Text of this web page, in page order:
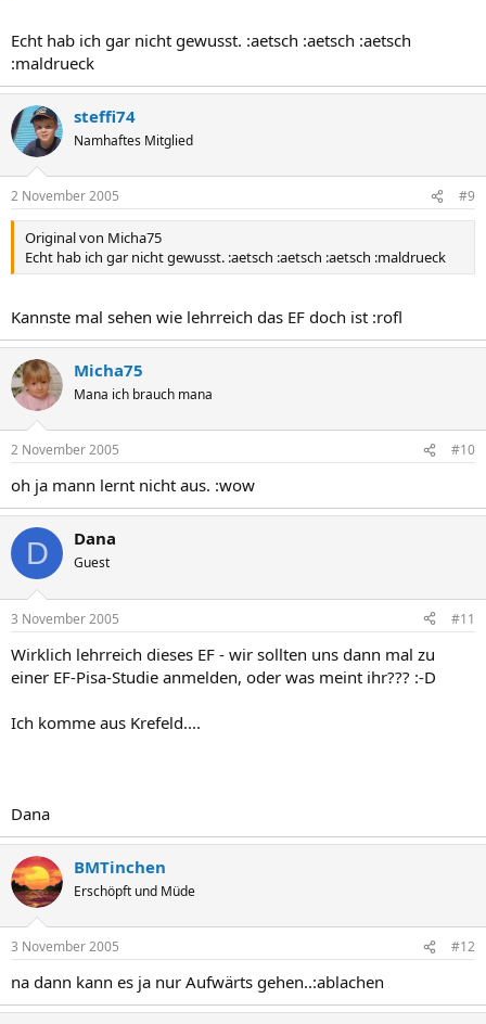
Echt hab ich gar nicht gewusst. :aetsch :aetsch :aetsch
:maldrueck
steffi74
Namhaftes Mitglied
2 November 2005 #9
Original von Micha75
Echt hab ich gar nicht gewusst. :aetsch :aetsch :aetsch :maldrueck
Kannste mal sehen wie lehrreich das EF doch ist :rofl
Micha75
Mana ich brauch mana
2 November 2005 #10
oh ja mann lernt nicht aus. :wow
D Dana
Guest
3 November 2005 #11
Wirklich lehrreich dieses EF - wir sollten uns dann mal zu
einer EF-Pisa-Studie anmelden, oder was meint ihr??? :-D
Ich komme aus Krefeld....
Dana
BMTinchen
Erschöpft und Müde
3 November 2005 #12
na dann kann es ja nur Aufwärts gehen..:ablachen